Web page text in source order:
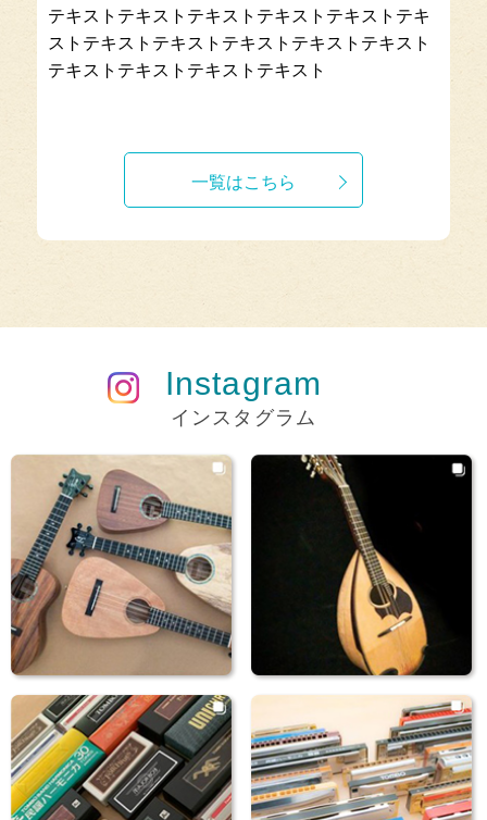
テキストテキストテキストテキストテキストテキ
ストテキストテキストテキストテキストテキスト
テキストテキストテキストテキスト
一覧はこちら
Instagram
インスタグラム